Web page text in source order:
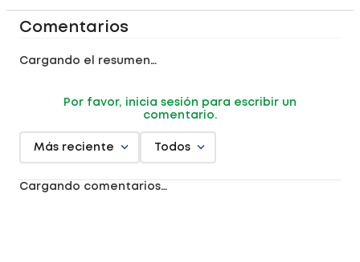
Comentarios
Cargando el resumen…
Por favor, inicia sesión para escribir un
comentario.
Más reciente Todos
Cargando comentarios…